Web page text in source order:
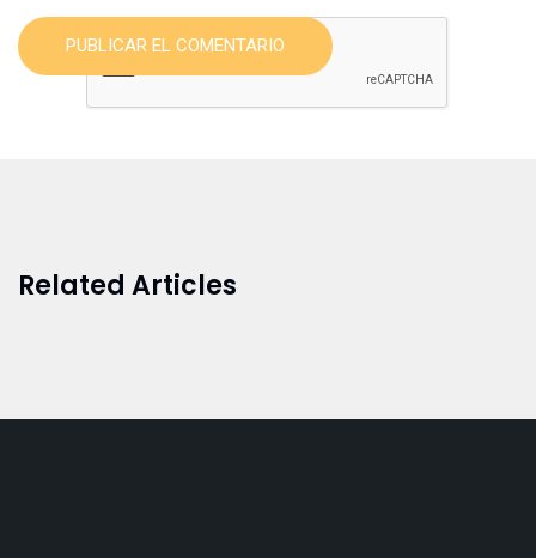
PUBLICAR EL COMENTARIO
Related Articles